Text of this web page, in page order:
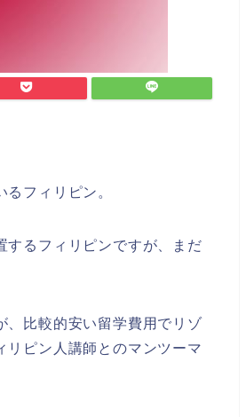
フィリピン。
するフィリピンですが、まだ
、比較的安い留学費用でリゾ
リピン人講師とのマンツーマ